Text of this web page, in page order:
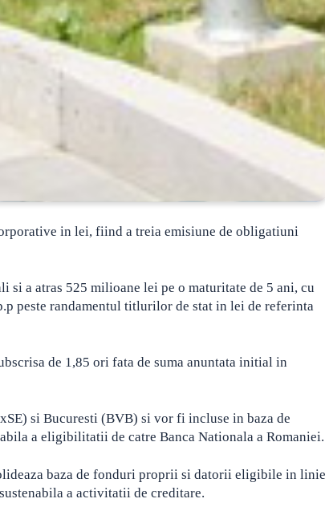
in lei, fiind a treia emisiune de obligatiuni
a atras 525 milioane lei pe o maturitate de 5 ani, cu
peste randamentul titlurilor de stat in lei de referinta
de 1,85 ori fata de suma anuntata initial in
si Bucuresti (BVB) si vor fi incluse in baza de
a eligibilitatii de catre Banca Nationala a Romaniei.
baza de fonduri proprii si datorii eligibile in linie
a activitatii de creditare.